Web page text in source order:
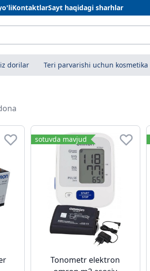
KontaktlarSayt haqidagi sharhlar
dorilar Teri parvarishi uchun kosmetika
sotuvda mavjud
Tonometr elektron